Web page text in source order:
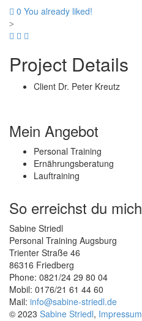
0 You already liked!
Project Details
Client Dr. Peter Kreutz
Mein Angebot
Personal Training
Ernährungsberatung
Lauftraining
So erreichst du mich
Sabine Striedl
Personal Training Augsburg
Trienter Straße 46
86316 Friedberg
Phone: 0821/24 29 80 04
Mobil: 0176/21 61 44 60
Mail: info@sabine-striedl.de
© 2023 Sabine Striedl, Impressum